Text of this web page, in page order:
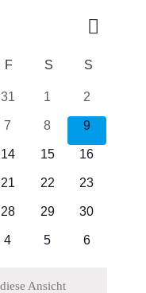
und
SucheMonat
F FREITAG
S SAMSTAG
S
0
Veranstaltungen
31
0
Veranstaltungen
1
0
2
0
Veranstaltungen
7
0
Veranstaltungen
8
0
9
0
14
0
15
0
16
0
21
0
22
0
23
0
28
0
29
0
30
0
4
0
5
0
6
Ansicht